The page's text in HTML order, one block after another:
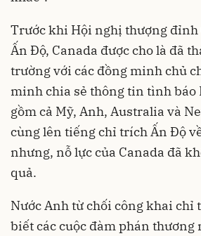
Trước khi Hội nghị thượng đỉnh
Ấn Độ, Canada được cho là đã
trường với các đồng minh chủ
minh chia sẻ thông tin tình báo
gồm cả Mỹ, Anh, Australia và
cùng lên tiếng chỉ trích Ấn Độ
nhưng, nỗ lực của Canada đã
quả.
Nước Anh từ chối công khai chỉ
biết các cuộc đàm phán thương